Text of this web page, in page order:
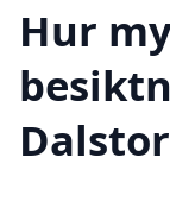
Hur